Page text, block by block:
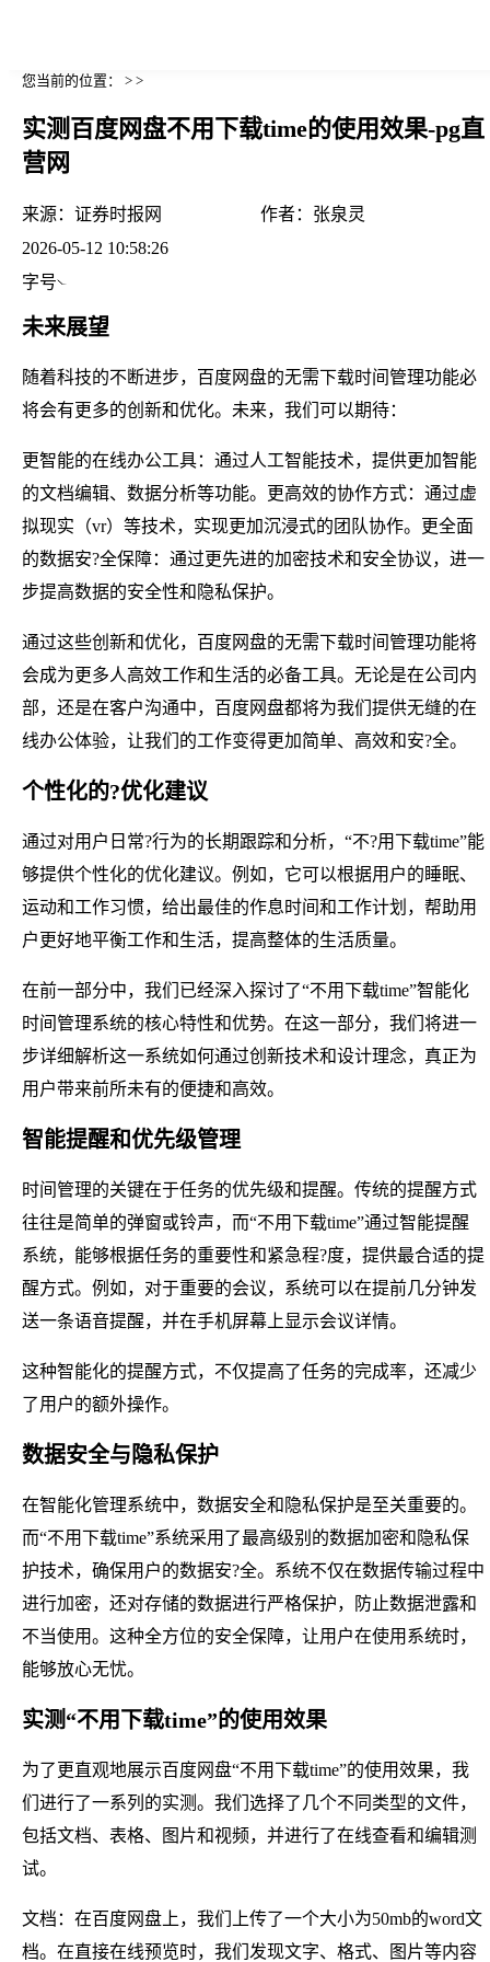
您当前的位置： > >
实测百度网盘不用下载time的使用效果-pg直
营网
来源： 证券时报网 作者： 张泉灵
2026-05-12 10:58:26
字号
未来展望
随着科技的不断进步，百度网盘的无需下载时间管理功能必
将会有更多的创新和优化。未来，我们可以期待：
更智能的在线办公工具：通过人工智能技术，提供更加智能
的文档编辑、数据分析等功能。更高效的协作方式：通过虚
拟现实（vr）等技术，实现更加沉浸式的团队协作。更全面
的数据安?全保障：通过更先进的加密技术和安全协议，进一
步提高数据的安全性和隐私保护。
通过这些创新和优化，百度网盘的无需下载时间管理功能将
会成为更多人高效工作和生活的必备工具。无论是在公司内
部，还是在客户沟通中，百度网盘都将为我们提供无缝的在
线办公体验，让我们的工作变得更加简单、高效和安?全。
个性化的?优化建议
通过对用户日常?行为的长期跟踪和分析，“不?用下载time”能
够提供个性化的优化建议。例如，它可以根据用户的睡眠、
运动和工作习惯，给出最佳的作息时间和工作计划，帮助用
户更好地平衡工作和生活，提高整体的生活质量。
在前一部分中，我们已经深入探讨了“不用下载time”智能化
时间管理系统的核心特性和优势。在这一部分，我们将进一
步详细解析这一系统如何通过创新技术和设计理念，真正为
用户带来前所未有的便捷和高效。
智能提醒和优先级管理
时间管理的关键在于任务的优先级和提醒。传统的提醒方式
往往是简单的弹窗或铃声，而“不用下载time”通过智能提醒
系统，能够根据任务的重要性和紧急程?度，提供最合适的提
醒方式。例如，对于重要的会议，系统可以在提前几分钟发
送一条语音提醒，并在手机屏幕上显示会议详情。
这种智能化的提醒方式，不仅提高了任务的完成率，还减少
了用户的额外操作。
数据安全与隐私保护
在智能化管理系统中，数据安全和隐私保护是至关重要的。
而“不用下载time”系统采用了最高级别的数据加密和隐私保
护技术，确保用户的数据安?全。系统不仅在数据传输过程中
进行加密，还对存储的数据进行严格保护，防止数据泄露和
不当使用。这种全方位的安全保障，让用户在使用系统时，
能够放心无忧。
实测“不用下载time”的使用效果
为了更直观地展示百度网盘“不用下载time”的使用效果，我
们进行了一系列的实测。我们选择了几个不同类型的文件，
包括文档、表格、图片和视频，并进行了在线查看和编辑测
试。
文档：在百度网盘上，我们上传了一个大小为50mb的word文
档。在直接在线预览时，我们发现文字、格式、图片等内容